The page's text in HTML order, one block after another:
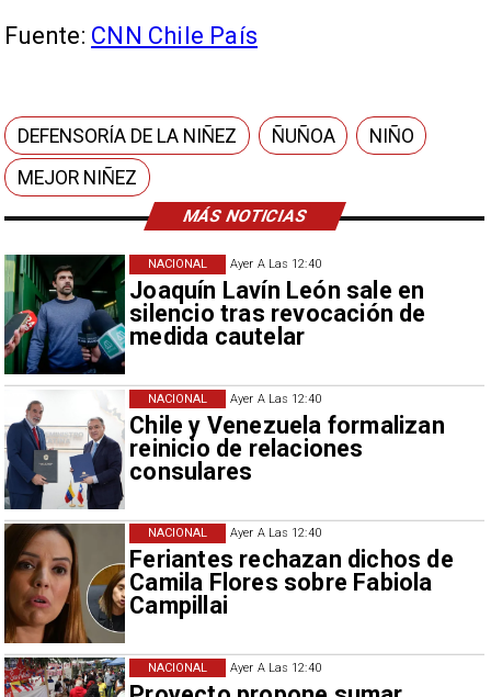
MÁS NOTICIAS
Ayer A Las 12:40
Joaquín Lavín León sale en
silencio tras revocación de
medida cautelar
NACIONAL
Ayer A Las 12:40
Chile y Venezuela formalizan
reinicio de relaciones
consulares
NACIONAL
Ayer A Las 12:40
Feriantes rechazan dichos de
Camila Flores sobre Fabiola
Campillai
NACIONAL
Ayer A Las 12:40
NACIONAL
Fuente: CNN Chile País
DEFENSORÍA DE LA NIÑEZ ÑUÑOA
NIÑO
MEJOR NIÑEZ